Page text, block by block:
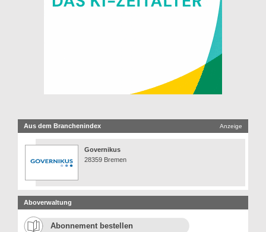
Aus dem Branchenindex Anzeige
Governikus
28359 Bremen
Aboverwaltung
Abonnement bestellen